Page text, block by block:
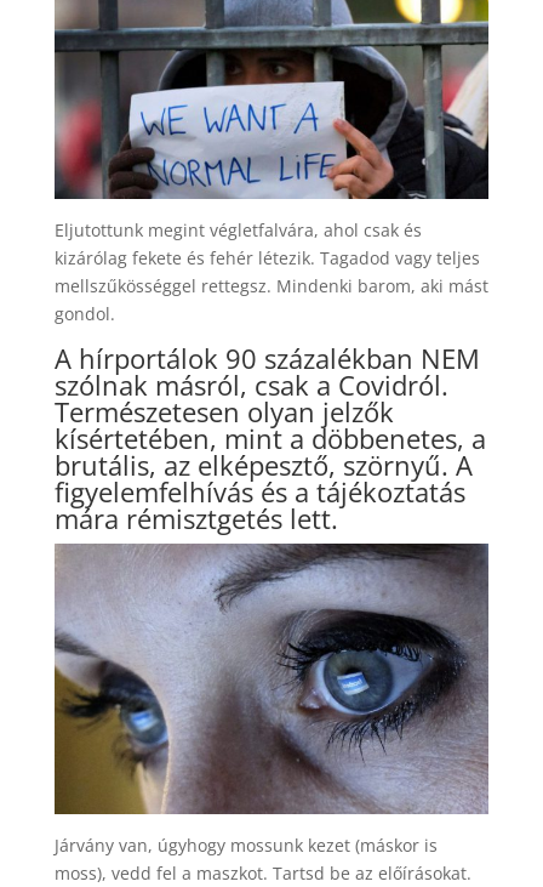
Eljutottunk megint végletfalvára, ahol csak és
kizárólag fekete és fehér létezik. Tagadod vagy teljes
mellszűkösséggel rettegsz. Mindenki barom, aki mást
gondol.
A hírportálok 90 százalékban NEM
szólnak másról, csak a Covidról.
Természetesen olyan jelzők
kísértetében, mint a döbbenetes, a
brutális, az elképesztő, szörnyű. A
figyelemfelhívás és a tájékoztatás
mára rémisztgetés lett.
Járvány van, úgyhogy mossunk kezet (máskor is
moss), vedd fel a maszkot. Tartsd be az előírásokat.